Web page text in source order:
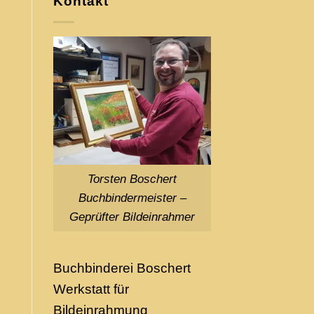
Torsten Boschert
Buchbindermeister –
Geprüfter Bildeinrahmer
Buchbinderei Boschert
Werkstatt für
Bildeinrahmung